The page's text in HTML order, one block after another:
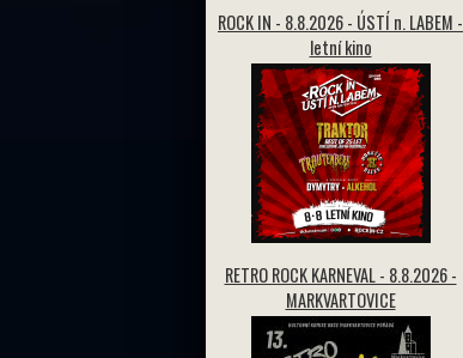
ROCK IN - 8.8.2026 - ÚSTÍ n. LABEM -
letní kino
RETRO ROCK KARNEVAL - 8.8.2026 -
MARKVARTOVICE